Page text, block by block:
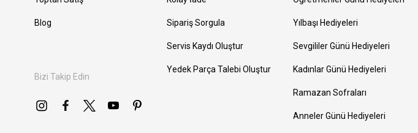
Blog
Bizi Takip Edin
Sipariş Sorgula
Servis Kaydı Oluştur
Yedek Parça Talebi Oluştur
Yılbaşı Hediyeleri
Sevgililer Günü Hediyeleri
Kadınlar Günü Hediyeleri
Ramazan Sofraları
Anneler Günü Hediyeleri